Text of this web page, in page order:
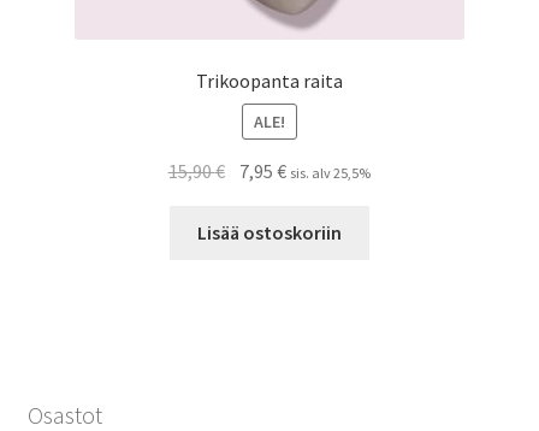
Trikoopanta raita
ALE!
15,90€ Alkuperäinen
oli:
7,95€Nykyinen
on:
sis. alv 25,5%
Lisää ostoskoriin
Osastot